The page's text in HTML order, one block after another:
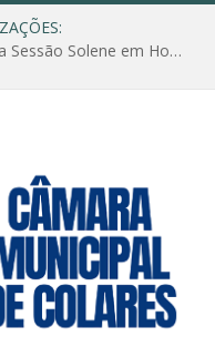
Câmara Municipal de Colares realiza Sessão Solene em Homenagem ao Dia das Mães